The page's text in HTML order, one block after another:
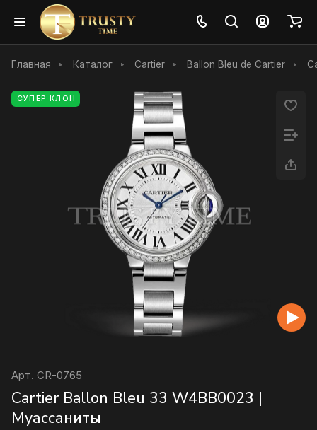
Главная Каталог Cartier Ballon Bleu de Cartier
СУПЕР КЛОН
Арт. CR-0765
Cartier Ballon Bleu 33 W4BB0023 |
Муассаниты